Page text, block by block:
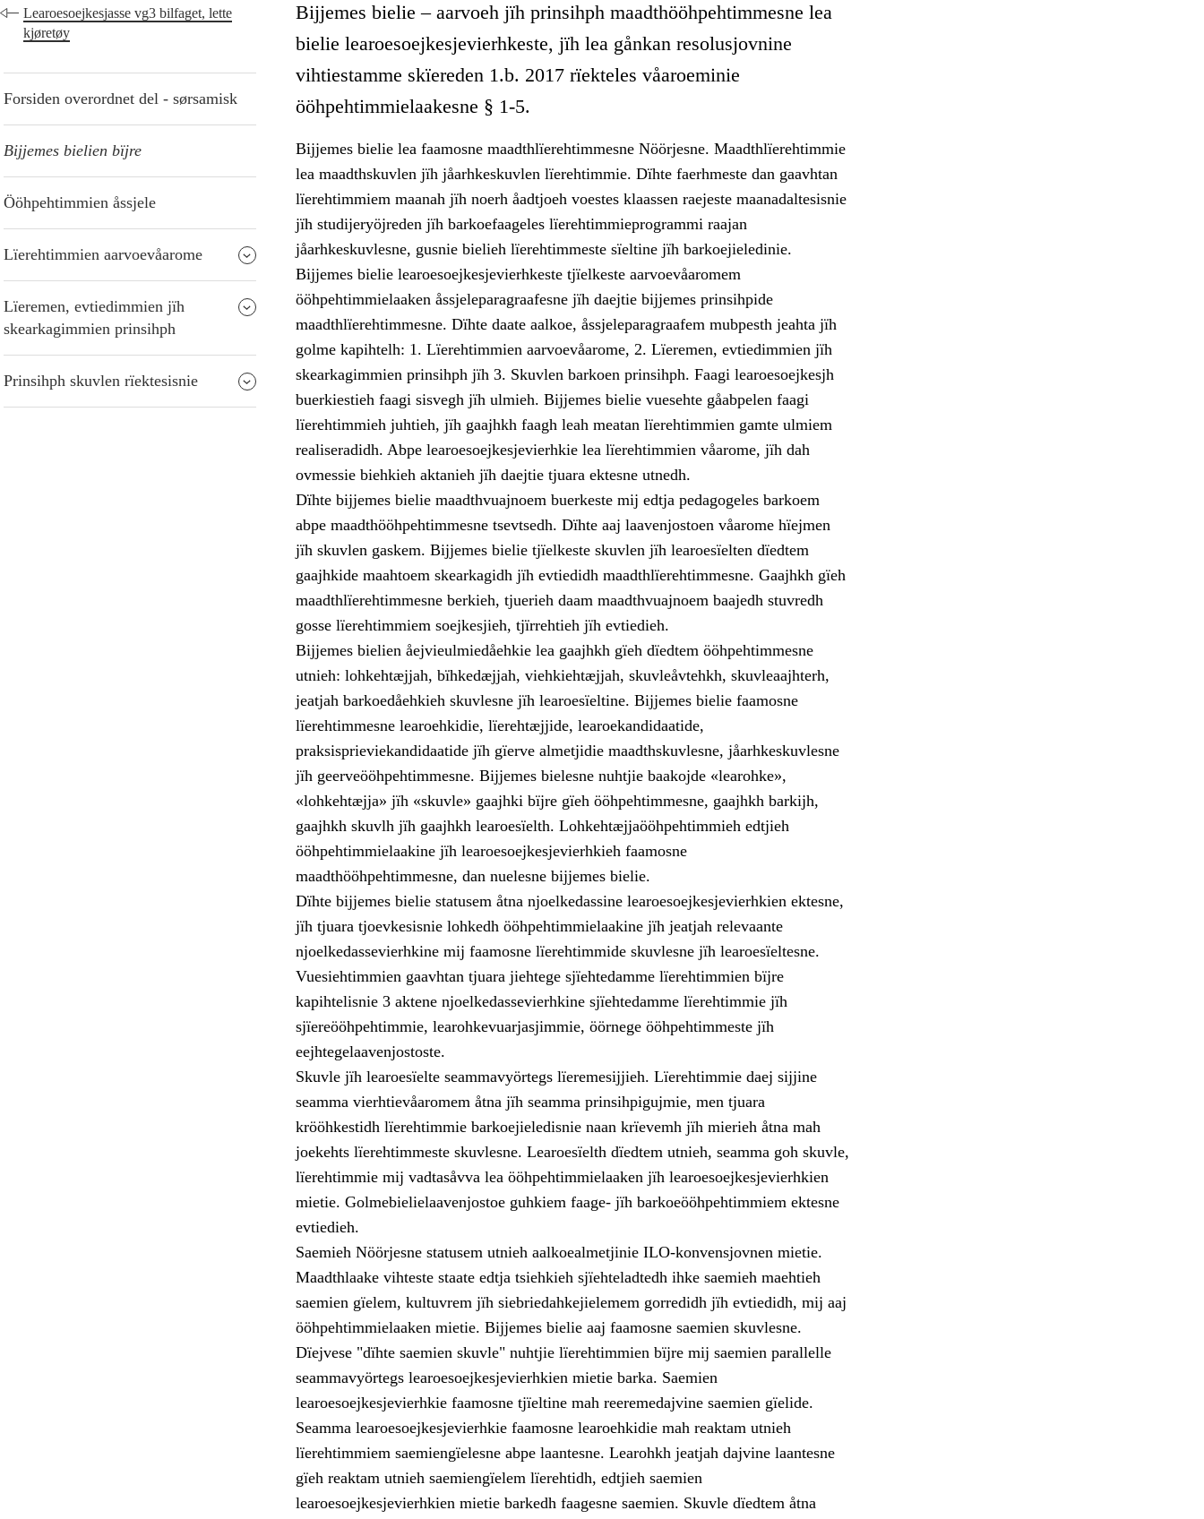
Learoesoejkesjasse vg3 bilfaget, lette
kjøretøy
Forsiden overordnet del - sørsamisk
Bijjemes bielien bïjre
Ööhpehtimmien åssjele
Lïerehtimmien aarvoevåarome
Lïeremen, evtiedimmien jïh
skearkagimmien prinsihph
Prinsihph skuvlen rïektesisnie
Bijjemes bielie – aarvoeh jïh prinsihph maadthööhpehtimmesne lea
bielie learoesoejkesjevierhkeste, jïh lea gånkan resolusjovnine
vihtiestamme skïereden 1.b. 2017 rïekteles våaroeminie
ööhpehtimmielaakesne § 1-5.
Bijjemes bielie lea faamosne maadthlïerehtimmesne Nöörjesne. Maadthlïerehtimmie
lea maadthskuvlen jïh jåarhkeskuvlen lïerehtimmie. Dïhte faerhmeste dan gaavhtan
lïerehtimmiem maanah jïh noerh åadtjoeh voestes klaassen raejeste maanadaltesisnie
jïh studijeryöjreden jïh barkoefaageles lïerehtimmieprogrammi raajan
jåarhkeskuvlesne, gusnie bielieh lïerehtimmeste sïeltine jïh barkoejieledinie.
Bijjemes bielie learoesoejkesjevierhkeste tjïelkeste aarvoevåaromem
ööhpehtimmielaaken åssjeleparagraafesne jïh daejtie bijjemes prinsihpide
maadthlïerehtimmesne. Dïhte daate aalkoe, åssjeleparagraafem mubpesth jeahta jïh
golme kapihtelh: 1. Lïerehtimmien aarvoevåarome, 2. Lïeremen, evtiedimmien jïh
skearkagimmien prinsihph jïh 3. Skuvlen barkoen prinsihph. Faagi learoesoejkesjh
buerkiestieh faagi sisvegh jïh ulmieh. Bijjemes bielie vuesehte gåabpelen faagi
lïerehtimmieh juhtieh, jïh gaajhkh faagh leah meatan lïerehtimmien gamte ulmiem
realiseradidh. Abpe learoesoejkesjevierhkie lea lïerehtimmien våarome, jïh dah
ovmessie biehkieh aktanieh jïh daejtie tjuara ektesne utnedh.
Dïhte bijjemes bielie maadthvuajnoem buerkeste mij edtja pedagogeles barkoem
abpe maadthööhpehtimmesne tsevtsedh. Dïhte aaj laavenjostoen våarome hïejmen
jïh skuvlen gaskem. Bijjemes bielie tjïelkeste skuvlen jïh learoesïelten dïedtem
gaajhkide maahtoem skearkagidh jïh evtiedidh maadthlïerehtimmesne. Gaajhkh gïeh
maadthlïerehtimmesne berkieh, tjuerieh daam maadthvuajnoem baajedh stuvredh
gosse lïerehtimmiem soejkesjieh, tjïrrehtieh jïh evtiedieh.
Bijjemes bielien åejvieulmiedåehkie lea gaajhkh gïeh dïedtem ööhpehtimmesne
utnieh: lohkehtæjjah, bïhkedæjjah, viehkiehtæjjah, skuvleåvtehkh, skuvleaajhterh,
jeatjah barkoedåehkieh skuvlesne jïh learoesïeltine. Bijjemes bielie faamosne
lïerehtimmesne learoehkidie, lïerehtæjjide, learoekandidaatide,
praksisprieviekandidaatide jïh gïerve almetjidie maadthskuvlesne, jåarhkeskuvlesne
jïh geerveööhpehtimmesne. Bijjemes bielesne nuhtjie baakojde «learohke»,
«lohkehtæjja» jïh «skuvle» gaajhki bïjre gïeh ööhpehtimmesne, gaajhkh barkijh,
gaajhkh skuvlh jïh gaajhkh learoesïelth. Lohkehtæjjaööhpehtimmieh edtjieh
ööhpehtimmielaakine jïh learoesoejkesjevierhkieh faamosne
maadthööhpehtimmesne, dan nuelesne bijjemes bielie.
Dïhte bijjemes bielie statusem åtna njoelkedassine learoesoejkesjevierhkien ektesne,
jïh tjuara tjoevkesisnie lohkedh ööhpehtimmielaakine jïh jeatjah relevaante
njoelkedassevierhkine mij faamosne lïerehtimmide skuvlesne jïh learoesïeltesne.
Vuesiehtimmien gaavhtan tjuara jiehtege sjïehtedamme lïerehtimmien bïjre
kapihtelisnie 3 aktene njoelkedassevierhkine sjïehtedamme lïerehtimmie jïh
sjïereööhpehtimmie, learohkevuarjasjimmie, öörnege ööhpehtimmeste jïh
eejhtegelaavenjostoste.
Skuvle jïh learoesïelte seammavyörtegs lïeremesijjieh. Lïerehtimmie daej sijjine
seamma vierhtievåaromem åtna jïh seamma prinsihpigujmie, men tjuara
krööhkestidh lïerehtimmie barkoejieledisnie naan krïevemh jïh mierieh åtna mah
joekehts lïerehtimmeste skuvlesne. Learoesïelth dïedtem utnieh, seamma goh skuvle,
lïerehtimmie mij vadtasåvva lea ööhpehtimmielaaken jïh learoesoejkesjevierhkien
mietie. Golmebielielaavenjostoe guhkiem faage- jïh barkoeööhpehtimmiem ektesne
evtiedieh.
Saemieh Nöörjesne statusem utnieh aalkoealmetjinie ILO-konvensjovnen mietie.
Maadthlaake vihteste staate edtja tsiehkieh sjïehteladtedh ihke saemieh maehtieh
saemien gïelem, kultuvrem jïh siebriedahkejielemem gorredidh jïh evtiedidh, mij aaj
ööhpehtimmielaaken mietie. Bijjemes bielie aaj faamosne saemien skuvlesne.
Dïejvese "dïhte saemien skuvle" nuhtjie lïerehtimmien bïjre mij saemien parallelle
seammavyörtegs learoesoejkesjevierhkien mietie barka. Saemien
learoesoejkesjevierhkie faamosne tjïeltine mah reeremedajvine saemien gïelide.
Seamma learoesoejkesjevierhkie faamosne learoehkidie mah reaktam utnieh
lïerehtimmiem saemiengïelesne abpe laantesne. Learohkh jeatjah dajvine laantesne
gïeh reaktam utnieh saemiengïelem lïerehtidh, edtjieh saemien
learoesoejkesjevierhkien mietie barkedh faagesne saemien. Skuvle dïedtem åtna